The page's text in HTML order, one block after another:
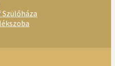
Szülőháza